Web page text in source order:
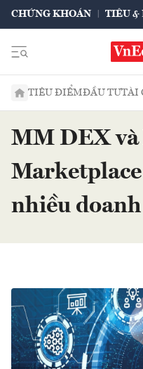
CHỨNG KHOÁN TIÊU &
TIÊU ĐIỂMĐẦU TƯTÀI
MM DEX
nhiều